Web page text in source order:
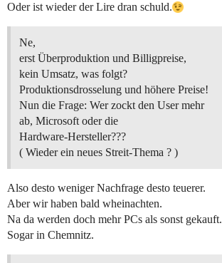
Oder ist wieder der Lire dran schuld.
Ne,
erst Überproduktion und Billigpreise,
kein Umsatz, was folgt?
Produktionsdrosselung und höhere Preise!
Nun die Frage: Wer zockt den User mehr
ab, Microsoft oder die
Hardware-Hersteller???
( Wieder ein neues Streit-Thema ? )
Also desto weniger Nachfrage desto teuerer.
Aber wir haben bald wheinachten.
Na da werden doch mehr PCs als sonst gekauft.
Sogar in Chemnitz.